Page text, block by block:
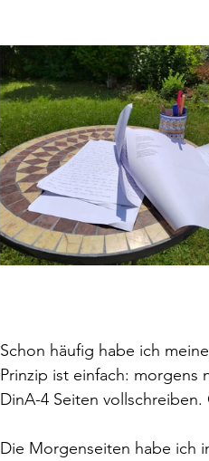
Schon häufig habe ich
Prinzip ist einfach: morgens
DinA-4 Seiten
Die Morgenseiten habe ich